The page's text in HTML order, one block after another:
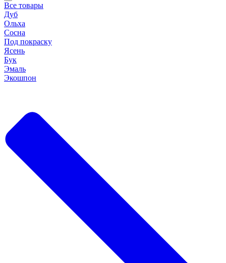
Все товары
Дуб
Ольха
Сосна
Под покраску
Ясень
Бук
Эмаль
Экошпон